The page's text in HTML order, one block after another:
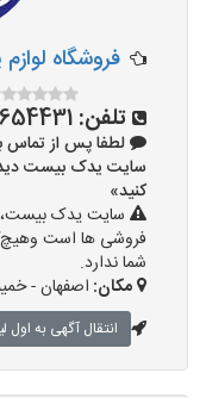
فروشگاه
تلفن:
لطفا پس از تماس
کنید»
سایت یدک
فروشی ها است
شما ندارد.
مکان: اصفهان -
انتقال آگهی به